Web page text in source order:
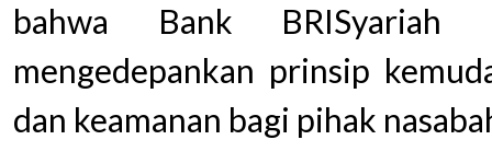
bahwa Bank BRISyariah
mengedepankan prinsip
dan keamanan bagi pihak